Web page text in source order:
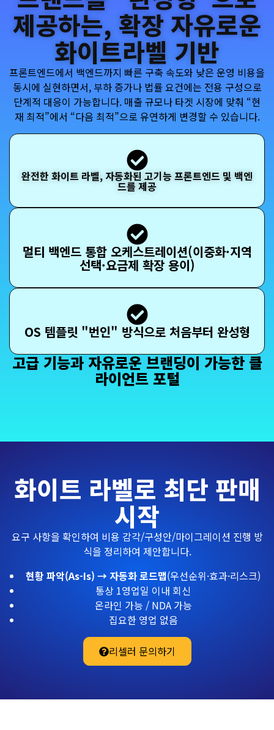
제공하는, 확장 자유로운
화이트라벨 기반
프론트엔드에서 백엔드까지 빠른 구축 속도와 낮은 운영 비용을
동시에 실현하면서, 부하 증가나 법률 요건에는 전용 구성으로
단계적 대응이 가능합니다. 매출 규모나 타겟 시장에 맞춰 “현
재 최적”에서 “다음 최적”으로 유연하게 변경할 수 있습니다.
완전한 화이트 라벨, 자동화된 고기능 프론트엔드 및 백엔
드를 제공
멀티 백엔드 통합 오케스트레이션(이중화·지역
선택·요금제 확장 용이)
OS 템플릿 "번인" 방식으로 처음부터 완성형
고급 기능과 자유로운 브랜딩이 가능한 클
라이언트 포털
화이트 라벨로 최단 판매
시작
요구 사항을 확인하여 비용 감각/구성안/마이그레이션 진행 방
식을 정리하여 제안합니다.
현황 파악(As-Is) → 자동화 로드맵(우선순위·효과·리스크)
통상 1영업일 이내 회신
온라인 가능 / NDA 가능
집요한 영업 없음
리셀러 문의하기